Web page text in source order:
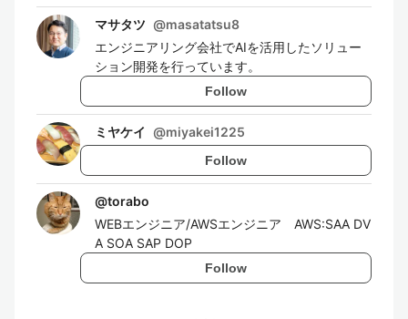
マサタツ @masatatsu8
エンジニアリング会社でAIを活用したソリュー
ション開発を行っています。
Follow
ミヤケイ @miyakei1225
Follow
@torabo
WEBエンジニア/AWSエンジニア AWS:SAA DV
A SOA SAP DOP
Follow